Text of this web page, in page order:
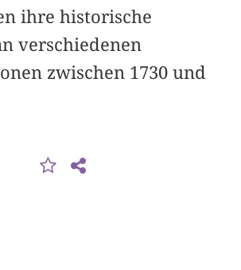
ihre historische
verschiedenen
zwischen 1730 und